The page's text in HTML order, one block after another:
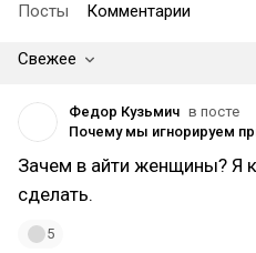
Посты Комментарии
Свежее
Федор Кузьмич в посте
Зачем в айти женщины? Я
сделать.
5